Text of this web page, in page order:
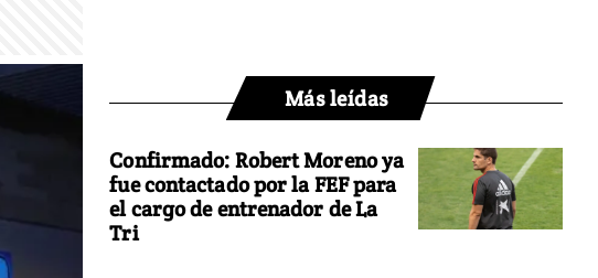
Más leídas
Confirmado: Robert Moreno ya
fue contactado por la FEF para
el cargo de entrenador de La
Tri